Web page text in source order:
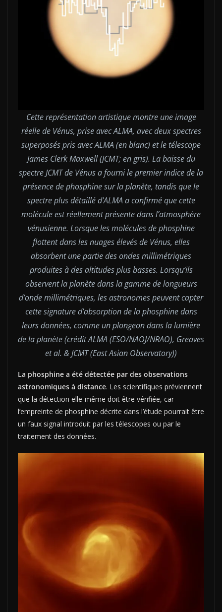
Cette représentation artistique montre une image
réelle de Vénus, prise avec ALMA, avec deux spectres
superposés pris avec ALMA (en blanc) et le télescope
James Clerk Maxwell (JCMT; en gris). La baisse du
spectre JCMT de Vénus a fourni le premier indice de la
présence de phosphine sur la planète, tandis que le
spectre plus détaillé d’ALMA a confirmé que cette
molécule est réellement présente dans l’atmosphère
vénusienne. Lorsque les molécules de phosphine
flottent dans les nuages élevés de Vénus, elles
absorbent une partie des ondes millimétriques
produites à des altitudes plus basses. Lorsqu’ils
observent la planète dans la gamme de longueurs
d’onde millimétriques, les astronomes peuvent capter
cette signature d’absorption de la phosphine dans
leurs données, comme un plongeon dans la lumière
de la planète (crédit ALMA (ESO/NAOJ/NRAO), Greaves
et al. & JCMT (East Asian Observatory))
La phosphine a été détectée par des observations
astronomiques à distance. Les scientifiques préviennent
que la détection elle-même doit être vérifiée, car
l’empreinte de phosphine décrite dans l’étude pourrait être
un faux signal introduit par les télescopes ou par le
traitement des données.